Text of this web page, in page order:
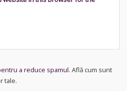
a reduce spamul. Află cum sunt
tale.